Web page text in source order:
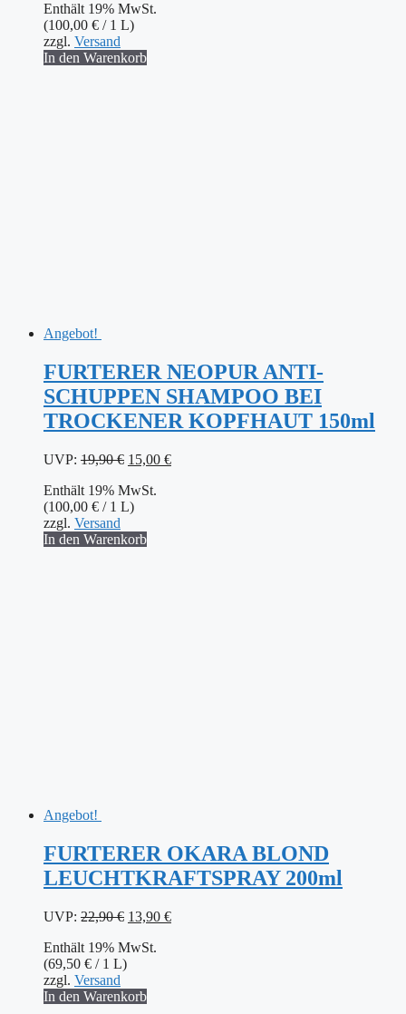
war:
19,90 €
Enthält 19% MwSt.
(100,00 € / 1 L)
zzgl. Versand
In den Warenkorb
Angebot!
FURTERER NEOPUR ANTI-
SCHUPPEN SHAMPOO BEI
TROCKENER KOPFHAUT 150ml
UVP: 19,90€ Ursprünglicher
war:
19,90 €
15,00 €Aktueller
Enthält 19% MwSt.
(100,00 € / 1 L)
zzgl. Versand
In den Warenkorb
Angebot!
FURTERER OKARA BLOND
LEUCHTKRAFTSPRAY 200ml
UVP: 22,90€ Ursprünglicher
war:
13,90 €Aktueller
Enthält 19% MwSt.
(69,50 € / 1 L)
zzgl. Versand
In den Warenkorb